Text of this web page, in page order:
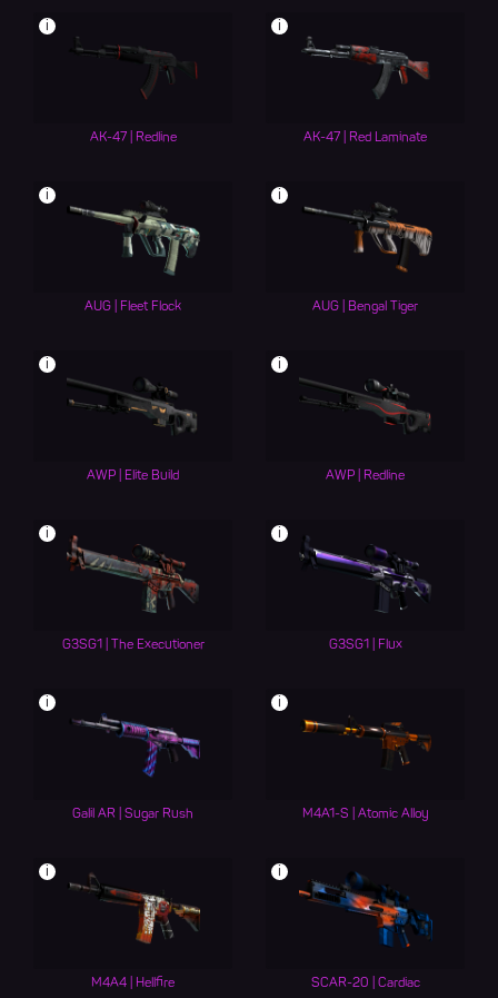
i
AK-47 | Redline
i
AK-47 | Red Laminate
i
AUG | Fleet Flock
i
AUG | Bengal Tiger
i
AWP | Elite Build
i
AWP | Redline
i
G3SG1 | The Executioner
i
G3SG1 | Flux
i
Galil AR | Sugar Rush
i
M4A1-S | Atomic Alloy
i
M4A4 | Hellfire
i
SCAR-20 | Cardiac